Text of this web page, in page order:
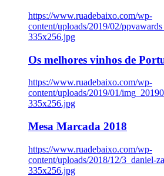
https://www.ruadebaixo.com/wp-
content/uploads/2019/02/
335x256.jpg
Os melhores vinhos de
https://www.ruadebaixo.com/wp-
content/uploads/2019/01/
335x256.jpg
Mesa Marcada 2018
https://www.ruadebaixo.com/wp-
content/uploads/2018/12/3_daniel-
335x256.jpg